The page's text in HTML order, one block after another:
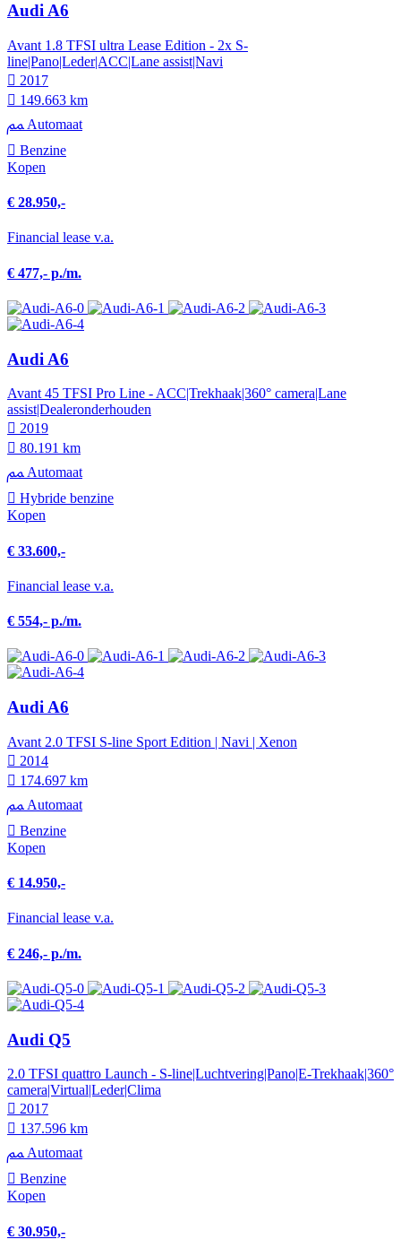
Audi A6
Avant 1.8 TFSI ultra Lease Edition - 2x S-
line|Pano|Leder|ACC|Lane assist|Navi
2017
149.663 km
Automaat
Benzine
Kopen
€ 28.950,-
Financial lease v.a.
€ 477,- p./m.
Audi A6
Avant 45 TFSI Pro Line - ACC|Trekhaak|360° camera|Lane
assist|Dealeronderhouden
2019
80.191 km
Automaat
Hybride benzine
Kopen
€ 33.600,-
Financial lease v.a.
€ 554,- p./m.
Audi A6
Avant 2.0 TFSI S-line Sport Edition | Navi | Xenon
2014
174.697 km
Automaat
Benzine
Kopen
€ 14.950,-
Financial lease v.a.
€ 246,- p./m.
Audi Q5
2.0 TFSI quattro Launch - S-line|Luchtvering|Pano|E-Trekhaak|360°
camera|Virtual|Leder|Clima
2017
137.596 km
Automaat
Benzine
Kopen
€ 30.950,-